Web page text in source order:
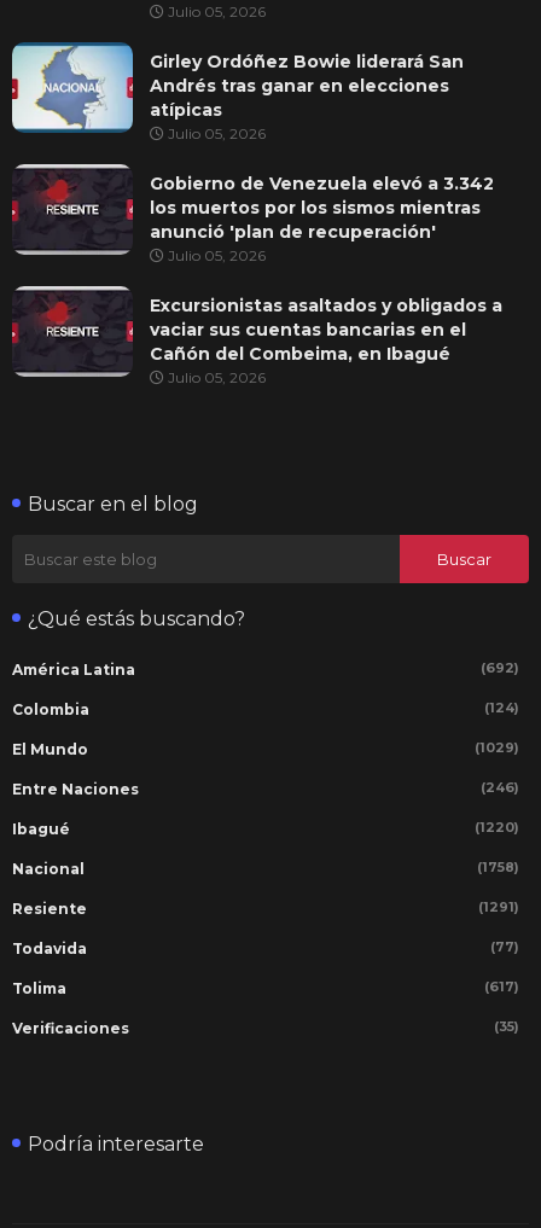
Julio 05, 2026
Girley Ordóñez Bowie liderará San
Andrés tras ganar en elecciones
atípicas
Julio 05, 2026
Gobierno de Venezuela elevó a 3.342
los muertos por los sismos mientras
anunció 'plan de recuperación'
Julio 05, 2026
Excursionistas asaltados y obligados a
vaciar sus cuentas bancarias en el
Cañón del Combeima, en Ibagué
Julio 05, 2026
Buscar en el blog
¿Qué estás buscando?
América Latina (692)
Colombia (124)
El Mundo (1029)
Entre Naciones (246)
Ibagué (1220)
Nacional (1758)
Resiente (1291)
Todavida (77)
Tolima (617)
Verificaciones (35)
Podría interesarte